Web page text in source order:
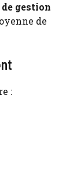
gestion
de
: